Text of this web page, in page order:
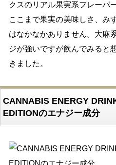
クスのリアル果実系フレーバ
ここまで果実の美味しさ、み
はなかなかありません。大麻
ジが強いですが飲んでみると
きました。
CANNABIS ENERGY
EDITIONのエナジー成分